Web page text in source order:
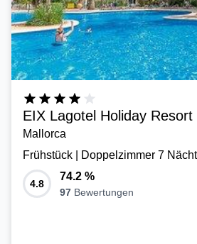
EIX Lagotel Holiday Resort
Mallorca
Frühstück | Doppelzimmer 7
4.8
74.2 %
97 Bewertungen